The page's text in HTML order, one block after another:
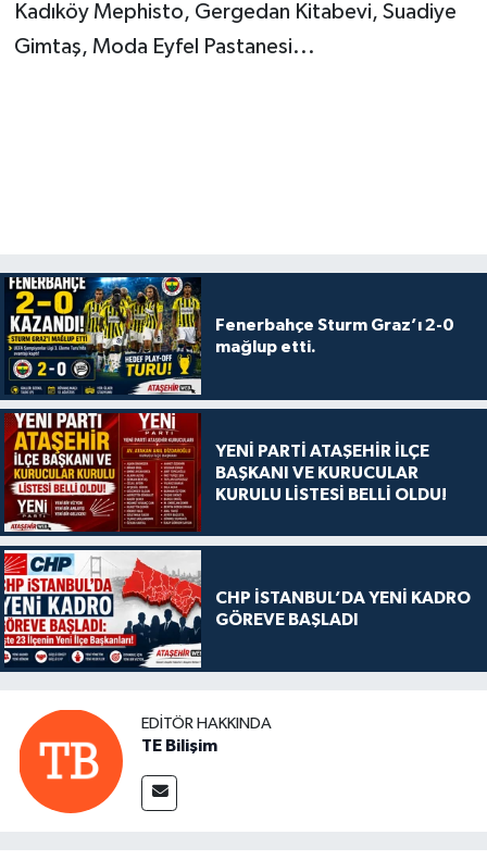
Kadıköy Mephisto, Gergedan Kitabevi, Suadiye
Gimtaş, Moda Eyfel Pastanesi...
Fenerbahçe Sturm Graz’ı 2-0
mağlup etti.
YENİ PARTİ ATAŞEHİR İLÇE
BAŞKANI VE KURUCULAR
KURULU LİSTESİ BELLİ OLDU!
CHP İSTANBUL’DA YENİ KADRO
GÖREVE BAŞLADI
EDITÖR HAKKINDA
TE Bilişim